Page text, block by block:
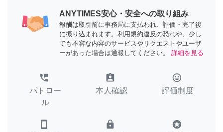
ANYTIMES安心・安全への取り組み
報酬は取引前に事務局に支払われ、評価・完了後
に振り込まれます。利用規約違反の恐れや、少し
でも不審な内容のサービスやリクエストやユーザ
ーがあった場合は通報してください。
詳細を見る
perm_phone_msg
パトロー
ル
assignment_ind
本人確認
tag_faces
評価制度
smartphone lock stars